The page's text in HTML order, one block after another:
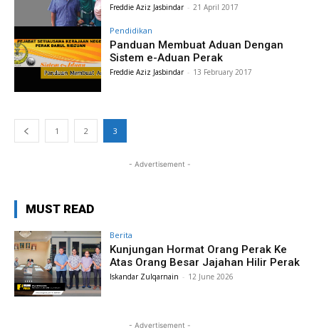
Freddie Aziz Jasbindar - 21 April 2017
Pendidikan
Panduan Membuat Aduan Dengan
Sistem e-Aduan Perak
Freddie Aziz Jasbindar - 13 February 2017
1 2 3
- Advertisement -
MUST READ
Berita
Kunjungan Hormat Orang Perak Ke
Atas Orang Besar Jajahan Hilir Perak
Iskandar Zulqarnain - 12 June 2026
- Advertisement -